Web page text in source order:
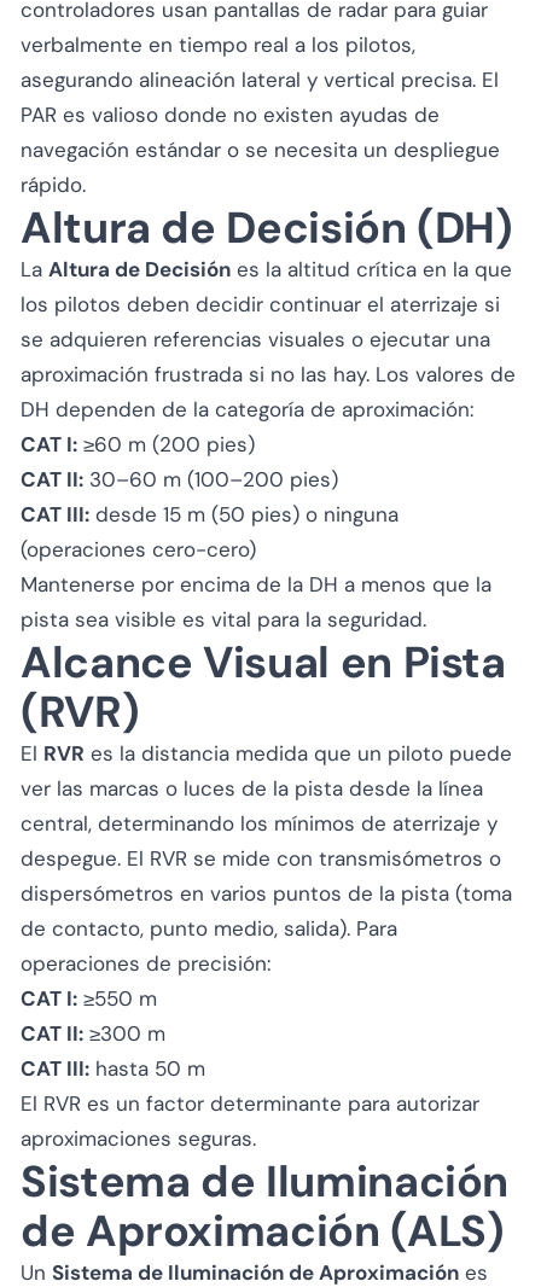
controladores usan pantallas de radar para guiar
verbalmente en tiempo real a los pilotos,
asegurando alineación lateral y vertical precisa. El
PAR es valioso donde no existen ayudas de
navegación estándar o se necesita un despliegue
rápido.
Altura de Decisión (DH)
La Altura de Decisión es la altitud crítica en la que
los pilotos deben decidir continuar el aterrizaje si
se adquieren referencias visuales o ejecutar una
aproximación frustrada si no las hay. Los valores de
DH dependen de la categoría de aproximación:
CAT I: ≥60 m (200 pies)
CAT II: 30–60 m (100–200 pies)
CAT III: desde 15 m (50 pies) o ninguna
(operaciones cero-cero)
Mantenerse por encima de la DH a menos que la
pista sea visible es vital para la seguridad.
Alcance Visual en Pista
(RVR)
El RVR es la distancia medida que un piloto puede
ver las marcas o luces de la pista desde la línea
central, determinando los mínimos de aterrizaje y
despegue. El RVR se mide con transmisómetros o
dispersómetros en varios puntos de la pista (toma
de contacto, punto medio, salida). Para
operaciones de precisión:
CAT I: ≥550 m
CAT II: ≥300 m
CAT III: hasta 50 m
El RVR es un factor determinante para autorizar
aproximaciones seguras.
Sistema de Iluminación
de Aproximación (ALS)
Un Sistema de Iluminación de Aproximación es